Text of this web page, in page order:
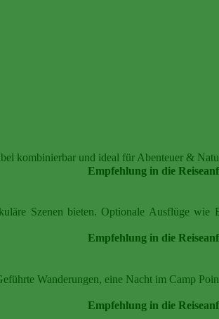
kombinierbar und ideal für Abenteuer &
Empfehlung in die
Szenen bieten. Optionale Ausflüge wie
Empfehlung in die
Wanderungen, eine Nacht im Camp
Empfehlung in die